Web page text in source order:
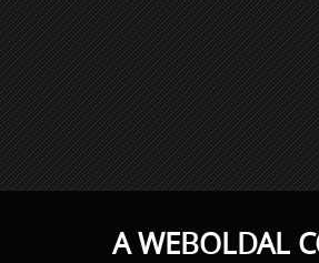
A WEBOLDAL